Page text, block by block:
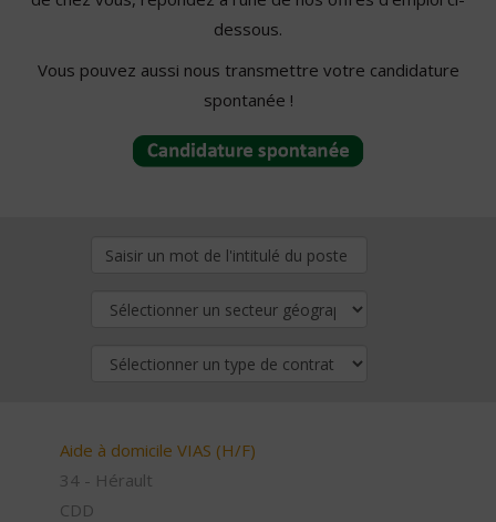
dessous.
Vous pouvez aussi nous transmettre votre candidature
spontanée !
Aide à domicile VIAS (H/F)
34 - Hérault
CDD